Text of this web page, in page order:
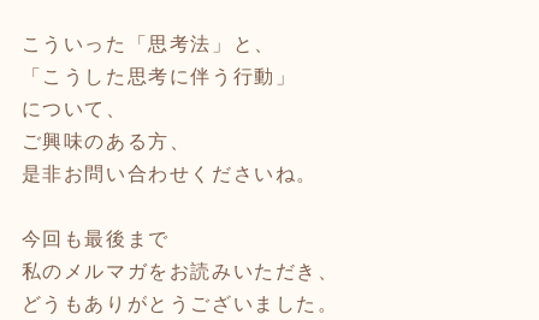
こういった「思考法」と、
「こうした思考に伴う行動」
について、
ご興味のある方、
是非お問い合わせくださいね。
今回も最後まで
私のメルマガをお読みいただき、
どうもありがとうございました。